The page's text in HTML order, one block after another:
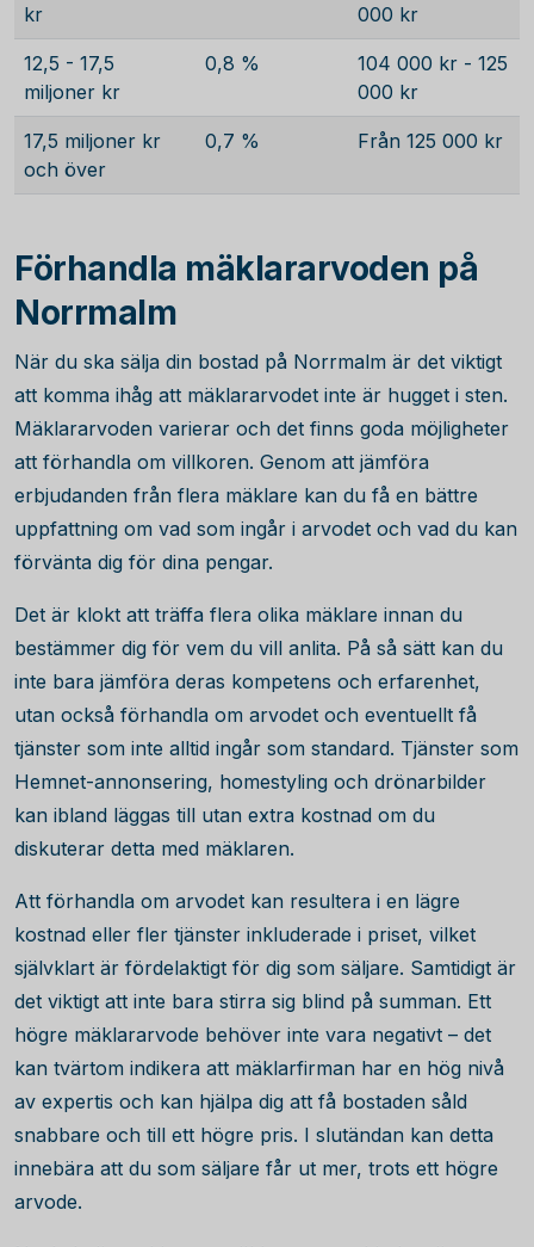
kr
000 kr
12,5 - 17,5
miljoner kr
0,8 %
104 000 kr - 125
000 kr
17,5 miljoner kr
och över
0,7 % Från 125 000 kr
Förhandla mäklararvoden på
Norrmalm
När du ska sälja din bostad på Norrmalm är det viktigt
att komma ihåg att mäklararvodet inte är hugget i sten.
Mäklararvoden varierar och det finns goda möjligheter
att förhandla om villkoren. Genom att jämföra
erbjudanden från flera mäklare kan du få en bättre
uppfattning om vad som ingår i arvodet och vad du kan
förvänta dig för dina pengar.
Det är klokt att träffa flera olika mäklare innan du
bestämmer dig för vem du vill anlita. På så sätt kan du
inte bara jämföra deras kompetens och erfarenhet,
utan också förhandla om arvodet och eventuellt få
tjänster som inte alltid ingår som standard. Tjänster som
Hemnet-annonsering, homestyling och drönarbilder
kan ibland läggas till utan extra kostnad om du
diskuterar detta med mäklaren.
Att förhandla om arvodet kan resultera i en lägre
kostnad eller fler tjänster inkluderade i priset, vilket
självklart är fördelaktigt för dig som säljare. Samtidigt är
det viktigt att inte bara stirra sig blind på summan. Ett
högre mäklararvode behöver inte vara negativt – det
kan tvärtom indikera att mäklarfirman har en hög nivå
av expertis och kan hjälpa dig att få bostaden såld
snabbare och till ett högre pris. I slutändan kan detta
innebära att du som säljare får ut mer, trots ett högre
arvode.